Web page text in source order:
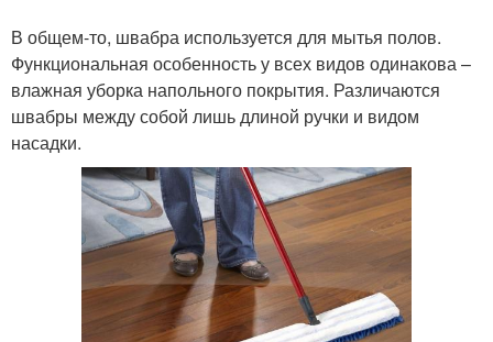
В общем-то, швабра используется для мытья полов.
Функциональная особенность у всех видов одинакова –
влажная уборка напольного покрытия. Различаются
швабры между собой лишь длиной ручки и видом
насадки.